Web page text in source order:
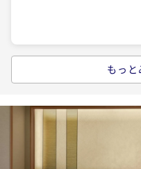
＜朝食付＞旅のアレン
風呂付客室】
もっ